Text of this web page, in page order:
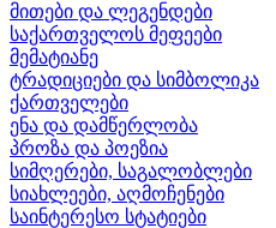
მითები და ლეგენდები
საქართველოს მეფეები
მემატიანე
ტრადიციები და სიმბოლიკა
ქართველები
ენა და დამწერლობა
პროზა და პოეზია
სიმღერები, საგალობლები
სიახლეები, აღმოჩენები
საინტერესო სტატიები